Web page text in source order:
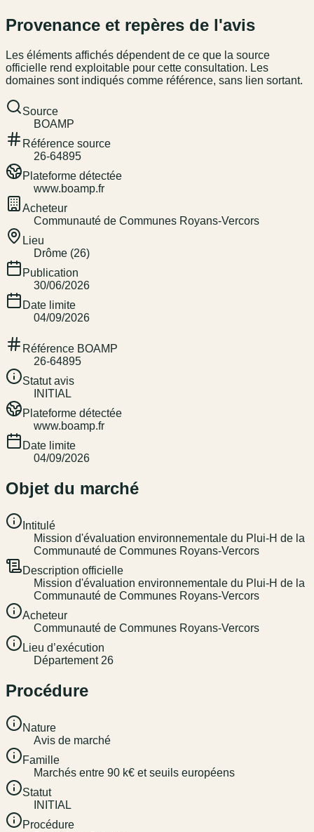
Provenance et repères de l'avis
Les éléments affichés dépendent de ce que la source
officielle rend exploitable pour cette consultation. Les
domaines sont indiqués comme référence, sans lien sortant.
Source
BOAMP
Référence source
26-64895
Plateforme détectée
www.boamp.fr
Acheteur
Communauté de Communes Royans-Vercors
Lieu
Drôme (26)
Publication
30/06/2026
Date limite
04/09/2026
Référence BOAMP
26-64895
Statut avis
INITIAL
Plateforme détectée
www.boamp.fr
Date limite
04/09/2026
Objet du marché
Intitulé
Mission d'évaluation environnementale du Plui-H de la
Communauté de Communes Royans-Vercors
Description officielle
Mission d'évaluation environnementale du Plui-H de la
Communauté de Communes Royans-Vercors
Acheteur
Communauté de Communes Royans-Vercors
Lieu d’exécution
Département 26
Procédure
Nature
Avis de marché
Famille
Marchés entre 90 k€ et seuils européens
Statut
INITIAL
Procédure